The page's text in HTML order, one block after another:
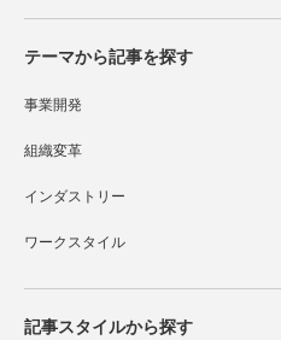
テーマから記事を探す
事業開発
組織変革
インダストリー
ワークスタイル
記事スタイルから探す